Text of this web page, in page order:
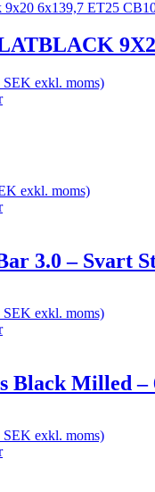
SEK exkl. moms)
exkl. moms)
3.0 – Svart
SEK exkl. moms)
Black Milled
SEK exkl. moms)